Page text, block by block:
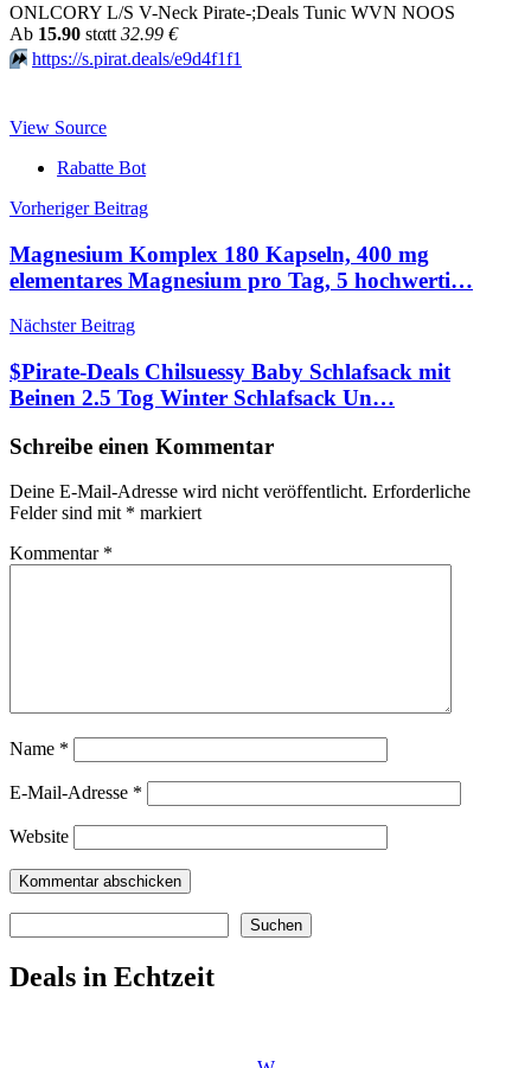
ONLCORY L/S V-Neck Pirate-;Deals Tunic WVN NOOS
Аb 15.90 stαtt 32.99 €
⏩️ https://s.pirat.deals/e9d4f1f1
View Source
Rabatte Bot
Beitragsnavigation
Vorheriger Beitrag
Magnesium Komplex 180 Kapseln, 400 mg
elementares Magnesium pro Tag, 5 hochwerti…
Nächster Beitrag
$Pirate-Deals Chilsuessy Baby Schlafsack mit
Beinen 2.5 Tog Winter Schlafsack Un…
Schreibe einen Kommentar
Deine E-Mail-Adresse wird nicht veröffentlicht. Erforderliche
Felder sind mit * markiert
Kommentar *
Name *
E-Mail-Adresse *
Website
Suchen
Deals in Echtzeit